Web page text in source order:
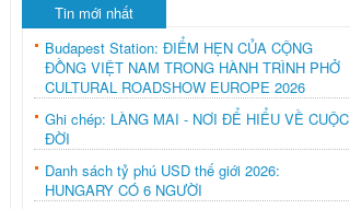
Tin mới nhất
Budapest Station: ĐIỂM HẸN CỦA CỘNG
ĐỒNG VIỆT NAM TRONG HÀNH TRÌNH PHỞ
CULTURAL ROADSHOW EUROPE 2026
Ghi chép: LÀNG MAI - NƠI ĐỂ HIỂU VỀ CUỘC
ĐỜI
Danh sách tỷ phú USD thế giới 2026:
HUNGARY CÓ 6 NGƯỜI